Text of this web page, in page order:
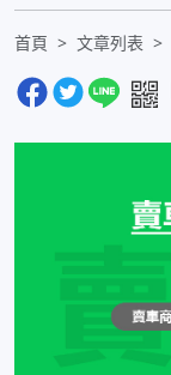
首頁 文章列表